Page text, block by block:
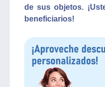
de sus objetos.
beneficiarios!